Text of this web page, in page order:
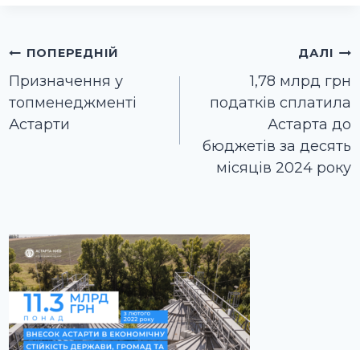
Навігація
записів
ПОПЕРЕДНІЙ
Призначення у
топменеджменті
Астарти
ДАЛІ
1,78 млрд грн
податків сплатила
Астарта до
бюджетів за десять
місяців 2024 року